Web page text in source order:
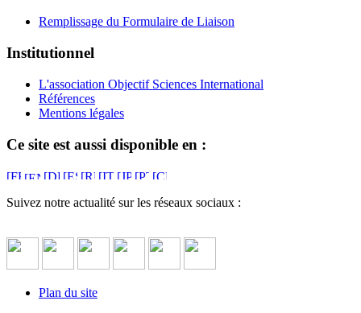
Remplissage du Formulaire de Liaison
Institutionnel
L'association Objectif Sciences International
Références
Mentions légales
Ce site est aussi disponible en :
Suivez notre actualité sur les réseaux sociaux :
Plan du site